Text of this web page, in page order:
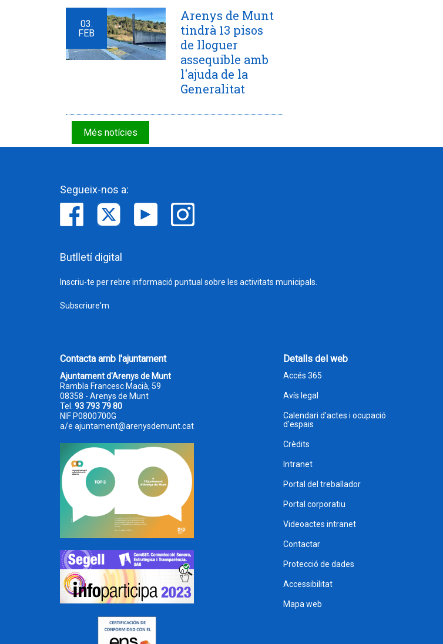
03.
FEB
Arenys de Munt
tindrà 13 pisos
de lloguer
assequible amb
l'ajuda de la
Generalitat
Més notícies
Segueix-nos a:
Butlletí digital
Inscriu-te per rebre informació puntual sobre les activitats municipals.
Subscriure'm
Contacta amb l'ajuntament
Ajuntament d'Arenys de Munt
Rambla Francesc Macià, 59
08358 - Arenys de Munt
Tel. 93 793 79 80
NIF P0800700G
a/e ajuntament@arenysdemunt.cat
Detalls del web
Accés 365
Avís legal
Calendari d'actes i ocupació
d'espais
Crèdits
Intranet
Portal del treballador
Portal corporatiu
Videoactes intranet
Contactar
Protecció de dades
Accessibilitat
Mapa web